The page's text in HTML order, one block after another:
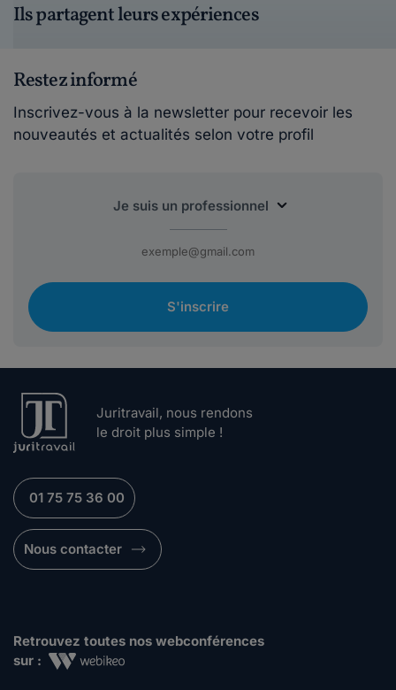
Ils partagent leurs expériences
Restez informé
Inscrivez-vous à la newsletter pour recevoir les
nouveautés et actualités selon votre profil
S'inscrire
Juritravail, nous rendons
le droit plus simple !
01 75 75 36 00
Nous contacter
Retrouvez toutes nos webconférences
sur :